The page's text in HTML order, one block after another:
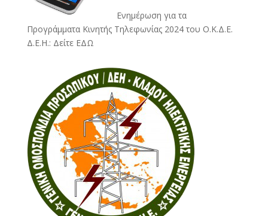
Ενημέρωση για τα
Προγράμματα Κινητής Τηλεφωνίας 2024 του Ο.Κ.Δ.Ε.
Δ.Ε.Η.: Δείτε ΕΔΩ